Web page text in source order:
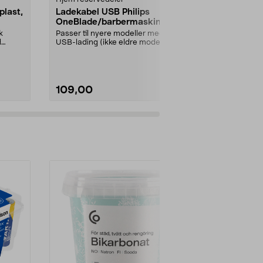
Ladekabel USB Philips
OneBlade/barbermaskiner
Passer til nyere modeller med
USB-lading (ikke eldre modeller
109,00